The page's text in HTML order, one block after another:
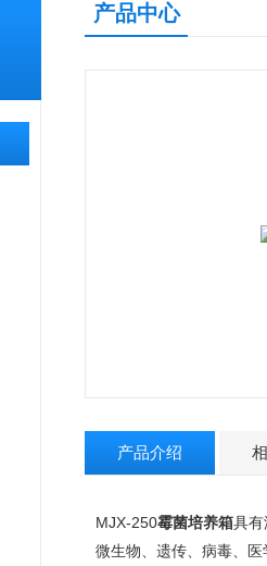
产品中心
产品介绍
MJX-250霉菌培养箱具有
微生物、遗传、病毒、